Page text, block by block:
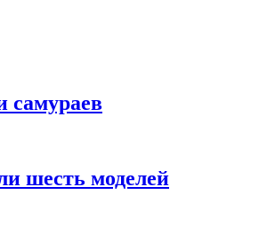
самураев
шесть моделей